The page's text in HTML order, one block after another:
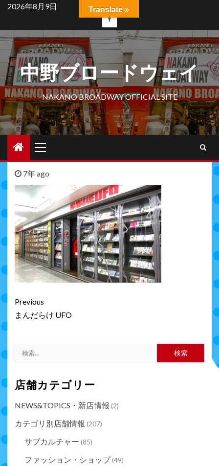
Skip
content
2026年8月9日
facebook
中野ブロードウェイ
NAKANO BROADWAY OFFICIAL SITE
Menu
7年 ago
Continue
Reading
Previous
まんだらけ UFO
索:
店舗カテゴリー
NEWS&TOPICS・新店情報 (2)
カテゴリ別店舗情報 (207)
サブカルチャー (85)
ファッション・ショップ(49)
Translate »